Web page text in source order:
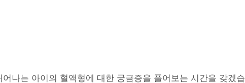
나는 아이의 혈액형에 대한 궁금증을 풀어보는 시간을 갖겠습